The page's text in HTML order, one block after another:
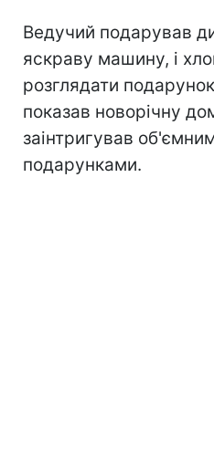
Ведучий подарував
яскраву машину, і
розглядати
показав новорічну
заінтригував
подарунками.